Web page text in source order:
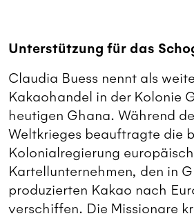
Unterstützung für das
Claudia Buess nennt als
Kakaohandel in der Kolonie
heutigen Ghana. Während
Weltkrieges beauftragte die
Kolonialregierung
Kartellunternehmen, den in
produzierten Kakao nach
verschiffen. Die Missionare